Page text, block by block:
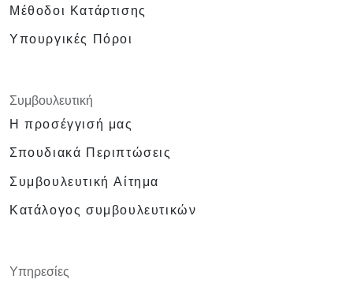
Μέθοδοι Κατάρτισης
Υπουργικές Πόροι
Συμβουλευτική
Η προσέγγισή μας
Σπουδιακά Περιπτώσεις
Συμβουλευτική Αίτημα
Κατάλογος συμβουλευτικών
Υπηρεσίες